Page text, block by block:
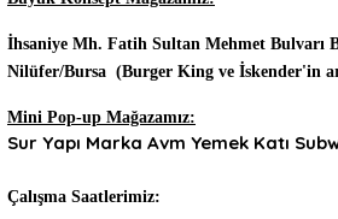
İhsaniye Mh. Fatih Sultan Mehmet Bulvarı
Nilüfer/Bursa (Burger King ve İskender'in
Mini Pop-up Mağazamız:
Sur Yapı Marka Avm Yemek Katı
Çalışma Saatlerimiz: